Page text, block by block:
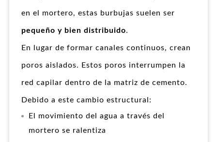
en el mortero, estas burbujas suelen ser
pequeño y bien distribuido.
En lugar de formar canales continuos, crean
poros aislados. Estos poros interrumpen la
red capilar dentro de la matriz de cemento.
Debido a este cambio estructural:
El movimiento del agua a través del
mortero se ralentiza